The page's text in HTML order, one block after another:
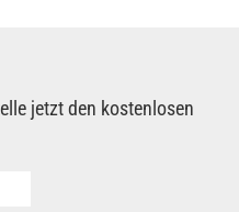
jetzt den kostenlosen